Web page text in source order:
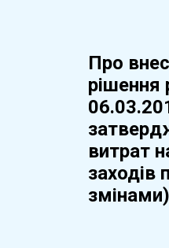
Про
рішення
витрат
заходів
змінами)